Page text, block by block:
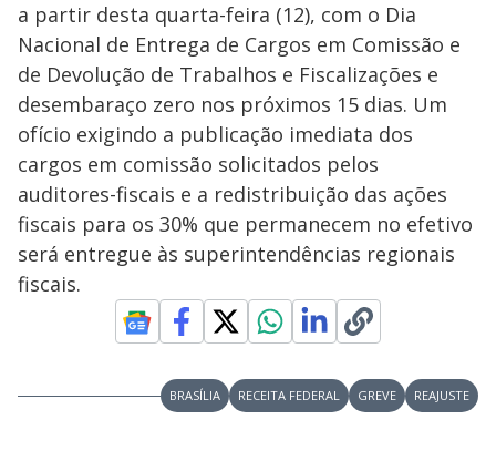
a partir desta quarta-feira (12), com o Dia
Nacional de Entrega de Cargos em Comissão e
de Devolução de Trabalhos e Fiscalizações e
desembaraço zero nos próximos 15 dias. Um
ofício exigindo a publicação imediata dos
cargos em comissão solicitados pelos
auditores-fiscais e a redistribuição das ações
fiscais para os 30% que permanecem no efetivo
será entregue às superintendências regionais
fiscais.
BRASÍLIA RECEITA FEDERAL GREVE REAJUSTE